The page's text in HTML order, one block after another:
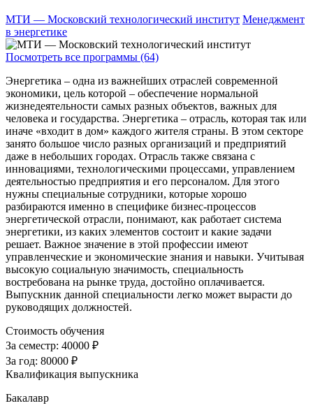
МТИ — Московский технологический институт Менеджмент
в энергетике
Посмотреть все программы (64)
Энергетика – одна из важнейших отраслей современной
экономики, цель которой – обеспечение нормальной
жизнедеятельности самых разных объектов, важных для
человека и государства. Энергетика – отрасль, которая так или
иначе «входит в дом» каждого жителя страны. В этом секторе
занято большое число разных организаций и предприятий
даже в небольших городах. Отрасль также связана с
инновациями, технологическими процессами, управлением
деятельностью предприятия и его персоналом. Для этого
нужны специальные сотрудники, которые хорошо
разбираются именно в специфике бизнес-процессов
энергетической отрасли, понимают, как работает система
энергетики, из каких элементов состоит и какие задачи
решает. Важное значение в этой профессии имеют
управленческие и экономические знания и навыки. Учитывая
высокую социальную значимость, специальность
востребована на рынке труда, достойно оплачивается.
Выпускник данной специальности легко может вырасти до
руководящих должностей.
Стоимость обучения
За семестр: 40000 ₽
За год: 80000 ₽
Квалификация выпускника
Бакалавр